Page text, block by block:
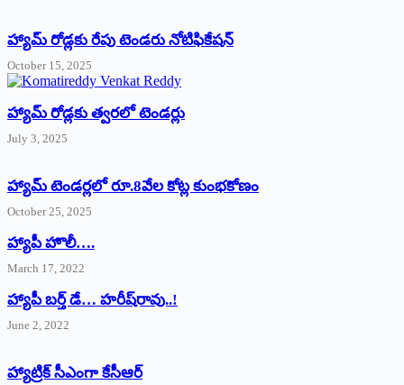
హ్యామ్‌ రోడ్లకు రేపు టెండరు నోటిఫికేషన్‌
October 15, 2025
హ్యామ్‌ రోడ్లకు త్వరలో టెండర్లు
July 3, 2025
హ్యామ్‌ ‌టెండర్లలో రూ.8వేల కోట్ల కుంభకోణం
October 25, 2025
హ్యాపీ హొలీ….
March 17, 2022
హ్యాపీ బర్త్ ‌డే… హరీష్‌రావు..!
June 2, 2022
హ్యాట్రిక్‌ ‌సీఎంగా కేసీఆర్‌